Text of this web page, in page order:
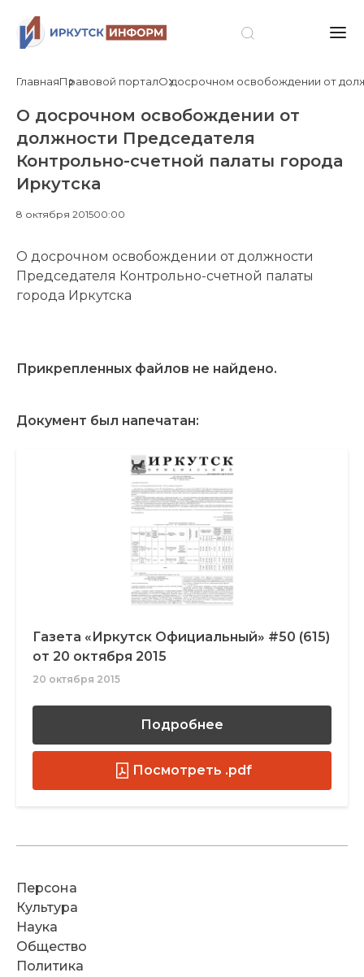
ГлавнаяПравовой порталО досрочном освобождении от
О досрочном освобождении от
должности Председателя
Контрольно-счетной палаты города
Иркутска
8 октября 201500:00
О досрочном освобождении от должности
Председателя Контрольно-счетной палаты
города Иркутска
Прикрепленных файлов не найдено.
Документ был напечатан:
Газета «Иркутск Официальный» #50 (615)
от 20 октября 2015
20 октября 2015
Подробнее
Посмотреть .pdf
Персона
Культура
Наука
Общество
Политика